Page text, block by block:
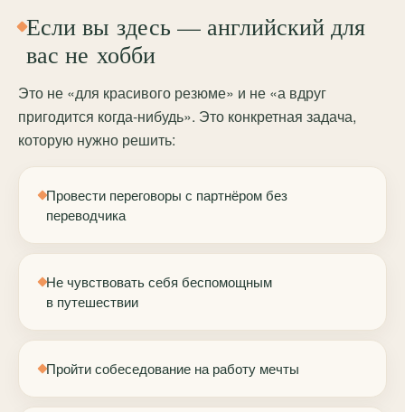
Если вы здесь — английский для
вас не хобби
Это не «для красивого резюме» и не «а вдруг
пригодится когда-нибудь». Это конкретная задача,
которую нужно решить:
Провести переговоры с партнёром без
переводчика
Не чувствовать себя беспомощным
в путешествии
Пройти собеседование на работу мечты